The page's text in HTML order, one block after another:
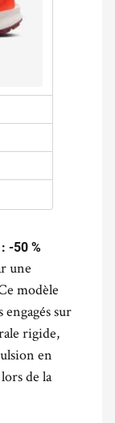
-50 %
une
modèle
engagés sur
rigide,
en
de la